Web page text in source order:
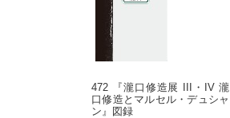
472 『瀧口修造展 III・IV 瀧
口修造とマルセル・デュシャ
ン』図録